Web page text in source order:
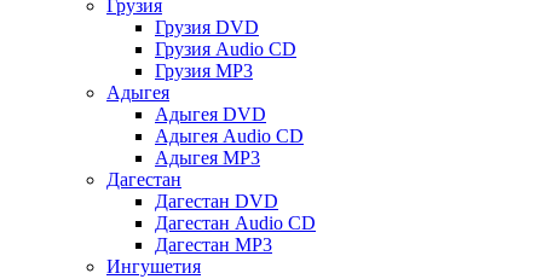
Грузия
Грузия DVD
Грузия Audio CD
Грузия MP3
Адыгея
Адыгея DVD
Адыгея Audio CD
Адыгея MP3
Дагестан
Дагестан DVD
Дагестан Audio CD
Дагестан MP3
Ингушетия